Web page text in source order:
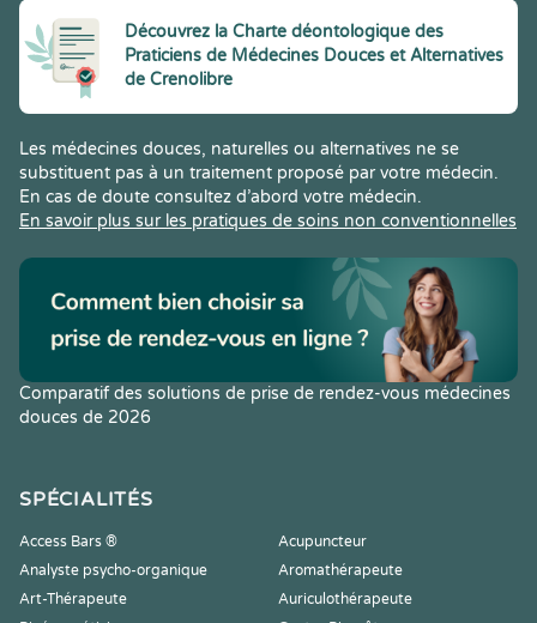
Découvrez la Charte déontologique des
Praticiens de Médecines Douces et Alternatives
de Crenolibre
Les médecines douces, naturelles ou alternatives ne se
substituent pas à un traitement proposé par votre médecin.
En cas de doute consultez d’abord votre médecin.
En savoir plus sur les pratiques de soins non conventionnelles
Comparatif des solutions de prise de rendez-vous médecines
douces de 2026
SPÉCIALITÉS
Access Bars ®
Acupuncteur
Analyste psycho-organique
Aromathérapeute
Art-Thérapeute
Auriculothérapeute